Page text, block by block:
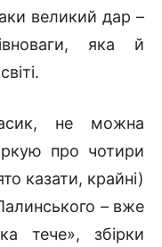
великий дар –
яка й
не можна
про чотири
казати, крайні)
– вже
тече», збірки